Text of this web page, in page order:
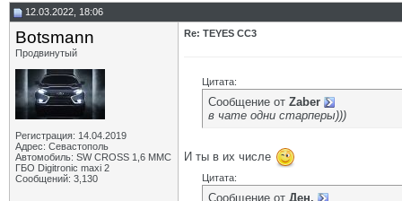
12.03.2022, 18:06
Botsmann
Продвинутый
Регистрация: 14.04.2019
Адрес: Севастополь
Автомобиль: SW CROSS 1,6 ММС
ГБО Digitronic maxi 2
Сообщений: 3,130
Re: TEYES CC3
Цитата:
Сообщение от Zaber
в чате одни старперы)))
И ты в их числе
Цитата:
Сообщение от Ден.